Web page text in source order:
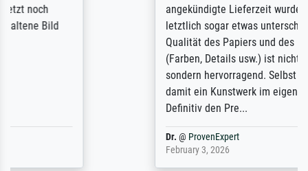
angekündigte Lieferzeit wurde aber
letztlich sogar etwas unterschritten. Die
Qualität des Papiers und des Drucks
(Farben, Details usw.) ist nicht nur gut,
sondern hervorragend. Selbst ein Druck ist
damit ein Kunstwerk im eigenen Sinne.